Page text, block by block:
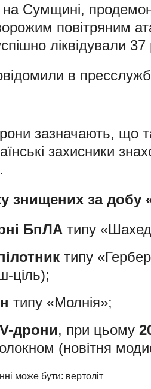
Сумщині,
повітряним
ліквідували 37
в
зазначають, що
захисники
знищених за добу
БпЛА типу
типу
ціль);
типу «Молнія»;
дрони, при цьому
(новітня